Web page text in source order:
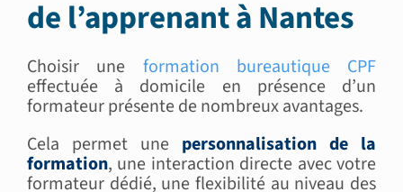
de l’apprenant à Nantes
Choisir une formation bureautique CPF
effectuée à domicile en présence d’un
formateur présente de nombreux avantages.
Cela permet une personnalisation de la
formation, une interaction directe avec votre
formateur dédié, une flexibilité au niveau des